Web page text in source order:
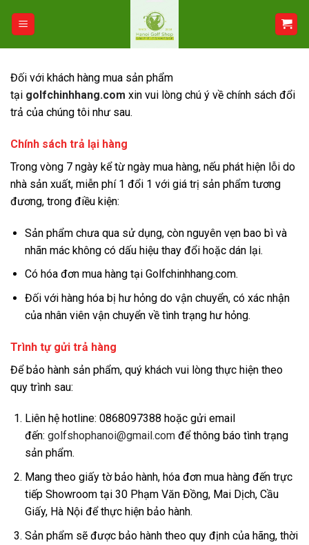
Đối với khách hàng mua sản phẩm
tại golfchinhhang.com xin vui lòng chú ý về chính sách đổi
trả của chúng tôi như sau.
Chính sách trả lại hàng
Trong vòng 7 ngày kể từ ngày mua hàng, nếu phát hiện lỗi do
nhà sản xuất, miễn phí 1 đổi 1 với giá trị sản phẩm tương
đương, trong điều kiện:
Sản phẩm chưa qua sử dụng, còn nguyên vẹn bao bì và
nhãn mác không có dấu hiệu thay đổi hoặc dán lại.
Có hóa đơn mua hàng tại Golfchinhhang.com.
Đối với hàng hóa bị hư hỏng do vận chuyển, có xác nhận
của nhân viên vận chuyển về tình trạng hư hỏng.
Trình tự gửi trả hàng
Để bảo hành sản phẩm, quý khách vui lòng thực hiện theo
quy trình sau:
Liên hệ hotline: 0868097388 hoặc gửi email
đến: golfshophanoi@gmail.comđể thông báo tình trạng
sản phẩm.
Mang theo giấy tờ bảo hành, hóa đơn mua hàng đến trực
tiếp Showroom tại 30 Phạm Văn Đồng, Mai Dịch, Cầu
Giấy, Hà Nội để thực hiện bảo hành.
Sản phẩm sẽ được bảo hành theo quy định của hãng, thời